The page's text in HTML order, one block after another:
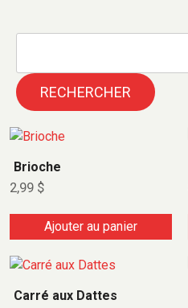
RECHERCHER
Brioche
2,99 $
Ajouter au panier
Carré aux Dattes